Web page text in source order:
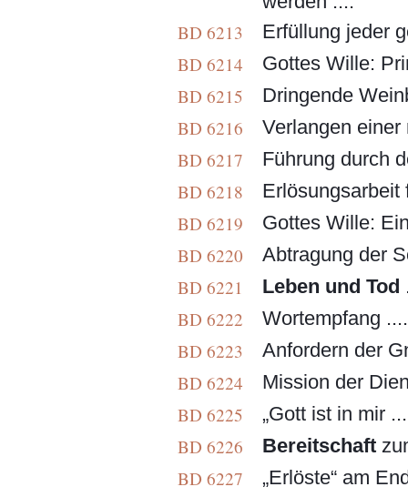
BD 6213
Erfüllung jeder
BD 6214
Gottes Wille:
BD 6215
Dringende
BD 6216
Verlangen
BD 6217
Führung durch
BD 6218
Erlösungsarbeit
BD 6219
Gottes Wille:
BD 6220
Abtragung der
BD 6221
Leben und Tod
BD 6222
Wortempfang
BD 6223
Anfordern der
BD 6224
Mission der
BD 6225
„Gott ist in mir
BD 6226
Bereitschaft
BD 6227
„Erlöste“ am